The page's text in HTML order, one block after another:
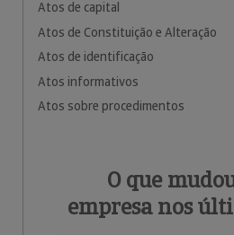
Atos de capital
Atos de Constituição e Alteração
Atos de identificação
Atos informativos
Atos sobre procedimentos
O que
empresa nos